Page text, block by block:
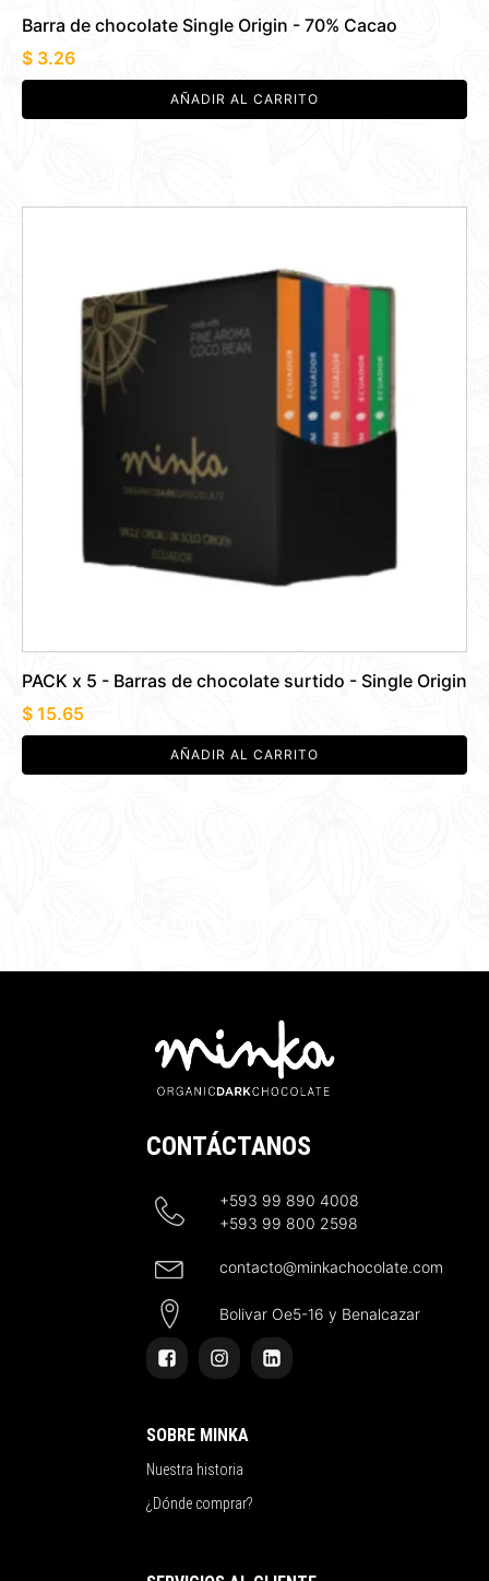
Barra de chocolate Single Origin - 70% Cacao
$ 3.26
AÑADIR AL CARRITO
PACK x 5 - Barras de chocolate surtido - Single Origin
$ 15.65
AÑADIR AL CARRITO
CONTÁCTANOS
+593 99 890 4008
+593 99 800 2598
contacto@minkachocolate.com
Bolivar Oe5-16 y Benalcazar
SOBRE MINKA
Nuestra historia
¿Dónde comprar?